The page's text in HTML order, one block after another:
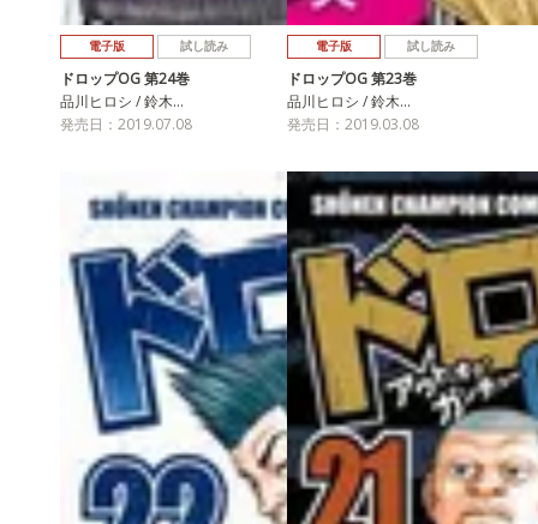
電子版 試し読み
ドロップOG 第24巻
品川ヒロシ / 鈴木…
発売日：2019.07.08
電子版 試し読み
ドロップOG 第23巻
品川ヒロシ / 鈴木…
発売日：2019.03.08